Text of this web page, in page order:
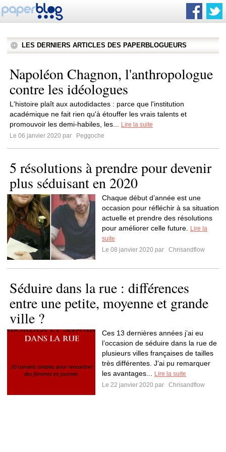
LES DERNIERS ARTICLES DES PAPERBLOGUEURS
Napoléon Chagnon, l'anthropologue
contre les idéologues
L'histoire plaît aux autodidactes : parce que l'institution
académique ne fait rien qu'à étouffer les vrais talents et
promouvoir les demi-habiles, les...
Lire la suite
Le 06 janvier 2020 par
Peggoche
5 résolutions à prendre pour devenir
plus séduisant en 2020
Chaque début d’année est une
occasion pour réfléchir à sa situation
actuelle et prendre des résolutions
pour améliorer celle future.
Lire la
suite
Le 08 janvier 2020 par
Chrisandflow
Séduire dans la rue : différences
entre une petite, moyenne et grande
ville ?
Ces 13 dernières années j’ai eu
l’occasion de séduire dans la rue de
plusieurs villes françaises de tailles
très différentes. J’ai pu remarquer
les avantages...
Lire la suite
Le 22 janvier 2020 par
Chrisandflow